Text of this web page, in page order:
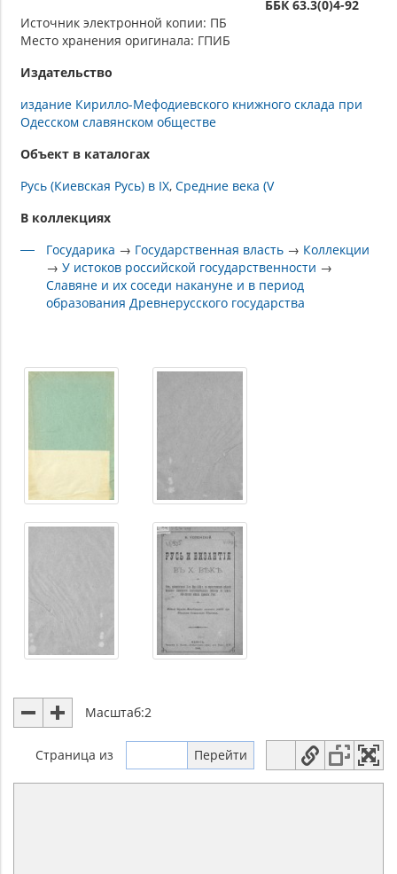
ББК 63.3(0)4-92
Источник электронной копии: ПБ
Место хранения оригинала: ГПИБ
Издательство
издание Кирилло-Мефодиевского книжного склада при
Одесском славянском обществе
Объект в каталогах
Русь (Киевская Русь) в IX Средние века (V
В коллекциях
Государика → Государственная власть → Коллекции
→У истоков российской государственности →
Славяне и их соседи накануне и в период
образования Древнерусского государства
Масштаб:2
Страница из